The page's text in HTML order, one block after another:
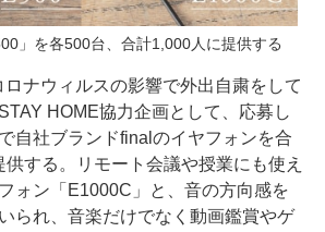
」を各500台、合計1,000人に提供する
ナウィルスの影響で外出自粛をして
HOME協力企画として、応募し
自社ブランドfinalのイヤフォンを合
する。リモート会議や授業にも使え
ォン「E1000C」と、音の方向感を
られ、音楽だけでなく動画鑑賞やゲ